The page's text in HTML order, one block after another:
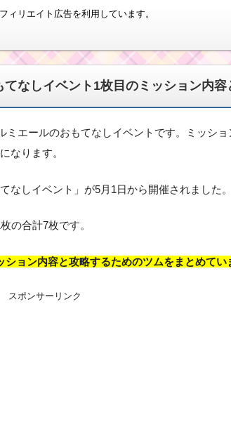
ィリエイト広告を利用しています。
なしイベント1枚目のミッション内容
ミエールのおもてなしイベントです。ミッショ
なります。
なしイベント」が5月1日から開催されました。
の合計7枚です。
ョン内容と攻略するためのツムをまとめてい
スポンサーリンク